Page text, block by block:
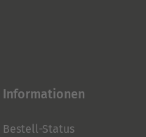
Informationen
Bestell-Status